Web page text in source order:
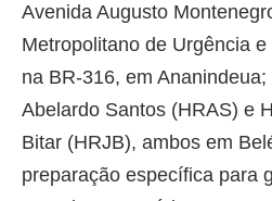
Avenida Augusto
Metropolitano de Urgência
na BR-316, em
Abelardo Santos (HRAS) e
Bitar (HRJB), ambos em
preparação específica para